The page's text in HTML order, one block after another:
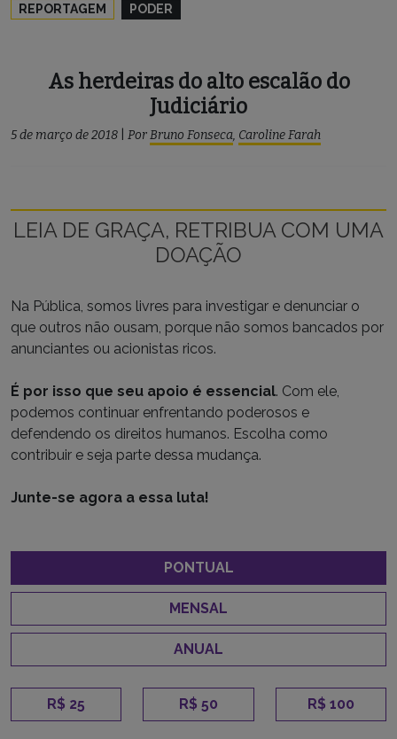
REPORTAGEM PODER
As herdeiras do alto escalão do
Judiciário
5 de março de 2018 PorBruno Fonseca, Caroline Farah
LEIA DE GRAÇA, RETRIBUA COM UMA
DOAÇÃO
Na Pública, somos livres para investigar e denunciar o
que outros não ousam, porque não somos bancados por
anunciantes ou acionistas ricos.
É por isso que seu apoio é essencial. Com ele,
podemos continuar enfrentando poderosos e
defendendo os direitos humanos. Escolha como
contribuir e seja parte dessa mudança.
Junte-se agora a essa luta!
PONTUAL
MENSAL
ANUAL
R$ 25 R$ 50 R$ 100